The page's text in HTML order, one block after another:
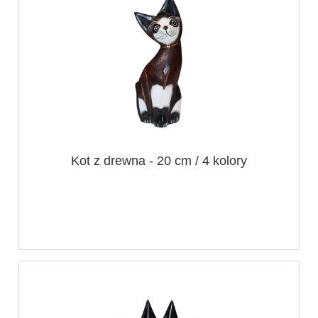
Kot z drewna - 20 cm / 4 kolory